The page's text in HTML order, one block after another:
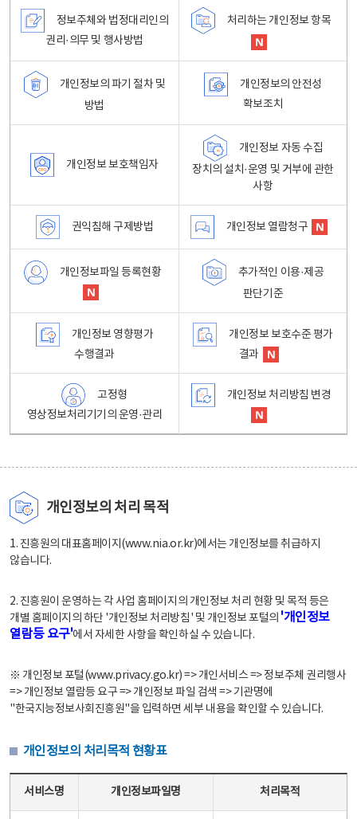
정보주체와 법정대리인의
권리·의무 및 행사방법
처리하는 개인정보 항목
개인정보의 파기 절차 및
방법
개인정보의 안전성
확보조치
개인정보 보호책임자
개인정보 자동 수집
장치의 설치·운영 및 거부에 관한
사항
권익침해 구제방법 개인정보 열람청구
개인정보파일 등록현황
추가적인 이용·제공
판단기준
개인정보 영향평가
수행결과
개인정보 보호수준 평가
결과
고정형
영상정보처리기기의 운영·관리
개인정보 처리방침 변경
개인정보의 처리 목적
1. 진흥원의 대표홈페이지(www.nia.or.kr)에서는 개인정보를 취급하지
않습니다.
2. 진흥원이 운영하는 각 사업 홈페이지의 개인정보 처리 현황 및 목적 등은
개별 홈페이지의 하단 '개인정보 처리방침' 및 개인정보 포털의 '개인정보
열람등 요구'에서 자세한 사항을 확인하실 수 있습니다.
※ 개인정보 포털(www.privacy.go.kr) => 개인서비스 => 정보주체 권리행사
=> 개인정보 열람등 요구 => 개인정보 파일 검색 => 기관명에
"한국지능정보사회진흥원"을 입력하면 세부 내용을 확인할 수 있습니다.
개인정보의 처리목적 현황표
서비스명 개인정보파일명 처리목적